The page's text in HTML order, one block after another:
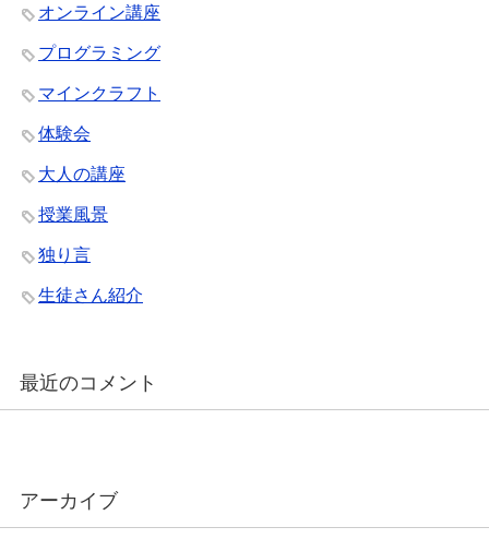
オンライン講座
プログラミング
マインクラフト
体験会
大人の講座
授業風景
独り言
生徒さん紹介
最近のコメント
アーカイブ